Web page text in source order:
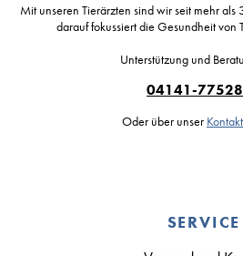
Mit unseren Tierärzten sind wir seit mehr als
darauf fokussiert die Gesundheit von
Unterstützung und
04141-
Oder über unser
SERVICE